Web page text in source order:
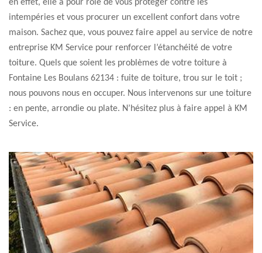
en effet, elle a pour rôle de vous protéger contre les
intempéries et vous procurer un excellent confort dans votre
maison. Sachez que, vous pouvez faire appel au service de notre
entreprise KM Service pour renforcer l’étanchéité de votre
toiture. Quels que soient les problèmes de votre toiture à
Fontaine Les Boulans 62134 : fuite de toiture, trou sur le toit ;
nous pouvons nous en occuper. Nous intervenons sur une toiture
: en pente, arrondie ou plate. N’hésitez plus à faire appel à KM
Service.